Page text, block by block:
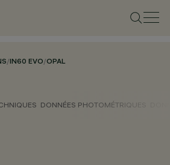
/IN60 EVO/OPAL
DONNÉES PHOTOMÉTRIQUES